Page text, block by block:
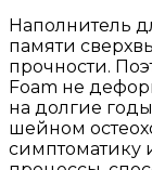
Наполнитель
памяти
прочности.
Foam не
на долгие
шейном
симптоматику